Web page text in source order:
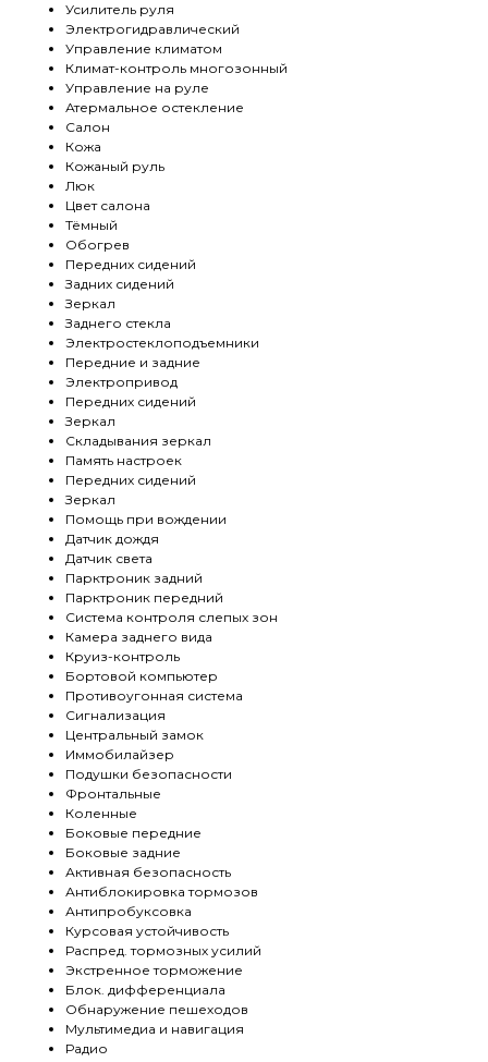
Усилитель руля
Электрогидравлический
Управление климатом
Климат-контроль многозонный
Управление на руле
Атермальное остекление
Салон
Кожа
Кожаный руль
Люк
Цвет салона
Тёмный
Обогрев
Передних сидений
Задних сидений
Зеркал
Заднего стекла
Электростеклоподъемники
Передние и задние
Электропривод
Передних сидений
Зеркал
Складывания зеркал
Память настроек
Передних сидений
Зеркал
Помощь при вождении
Датчик дождя
Датчик света
Парктроник задний
Парктроник передний
Система контроля слепых зон
Камера заднего вида
Круиз-контроль
Бортовой компьютер
Противоугонная система
Сигнализация
Центральный замок
Иммобилайзер
Подушки безопасности
Фронтальные
Коленные
Боковые передние
Боковые задние
Активная безопасность
Антиблокировка тормозов
Антипробуксовка
Курсовая устойчивость
Распред. тормозных усилий
Экстренное торможение
Блок. дифференциала
Обнаружение пешеходов
Мультимедиа и навигация
Радио